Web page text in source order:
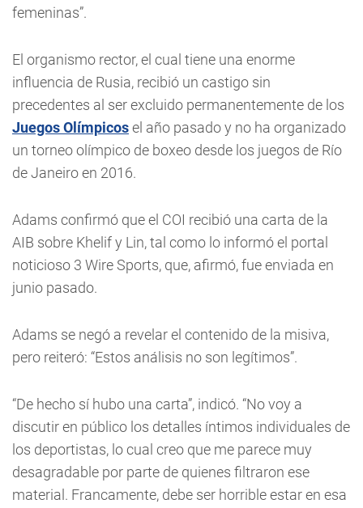
femeninas”.
El organismo rector, el cual tiene una enorme
influencia de Rusia, recibió un castigo sin
precedentes al ser excluido permanentemente de los
Juegos Olímpicosel año pasado y no ha organizado
un torneo olímpico de boxeo desde los juegos de Río
de Janeiro en 2016.
Adams confirmó que el COI recibió una carta de la
AIB sobre Khelif y Lin, tal como lo informó el portal
noticioso 3 Wire Sports, que, afirmó, fue enviada en
junio pasado.
Adams se negó a revelar el contenido de la misiva,
pero reiteró: “Estos análisis no son legítimos”.
“De hecho sí hubo una carta”, indicó. “No voy a
discutir en público los detalles íntimos individuales de
los deportistas, lo cual creo que me parece muy
desagradable por parte de quienes filtraron ese
material. Francamente, debe ser horrible estar en esa